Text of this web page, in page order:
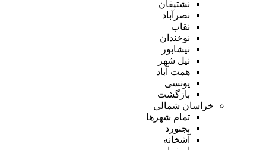
نشتیفان
نصرآباد
نقاب
نوخندان
نیشابور
نیل شهر
همت آباد
یونسی
بازگشت
خراسان شمالی
تمام شهر‌ها
بجنورد
آشخانه